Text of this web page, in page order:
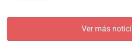
Ver más